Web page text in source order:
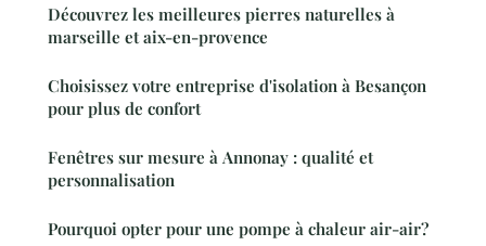
Découvrez les meilleures pierres naturelles à
marseille et aix-en-provence
Choisissez votre entreprise d'isolation à Besançon
pour plus de confort
Fenêtres sur mesure à Annonay : qualité et
personnalisation
Pourquoi opter pour une pompe à chaleur air-air?